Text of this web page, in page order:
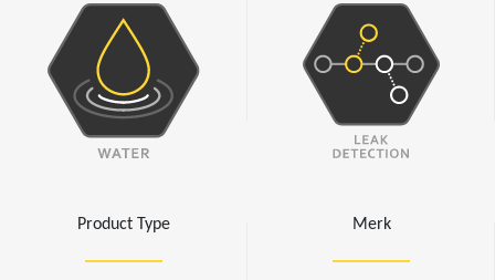
Product Type Merk